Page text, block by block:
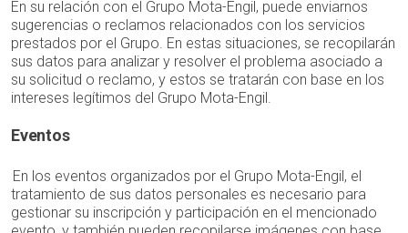
En su relación con el Grupo Mota-Engil, puede enviarnos
sugerencias o reclamos relacionados con los servicios
prestados por el Grupo. En estas situaciones, se recopilarán
sus datos para analizar y resolver el problema asociado a
su solicitud o reclamo, y estos se tratarán con base en los
intereses legítimos del Grupo Mota-Engil.
Eventos
En los eventos organizados por el Grupo Mota-Engil, el
tratamiento de sus datos personales es necesario para
gestionar su inscripción y participación en el mencionado